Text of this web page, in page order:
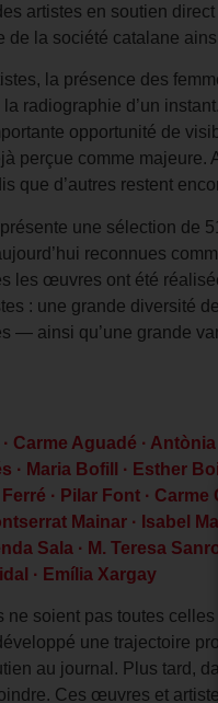
artistes en soutien
de la société catalane
la présence des
la radiographie d’un
opportunité de
perçue comme majeure.
que d’autres restent
présente une sélection
reconnues
les œuvres ont été
: une grande diversité
— ainsi qu’une grande
Carme Aguadé ·
· Maria Bofill · Esther
Ferré · Pilar Font ·
Mainar · Isabel
Sala · M. Teresa
· Emília Xargay
ne soient pas toutes
une trajectoire
au journal. Plus tard,
Ces œuvres et